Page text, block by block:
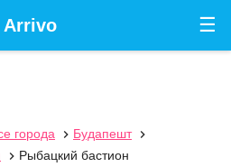
☰
Arrivo
города  Будапешт

 Рыбацкий бастион